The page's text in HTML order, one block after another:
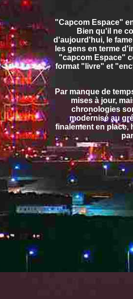
"Capcom Espace"
Bien qu'il ne
d'aujourd'hui, le
les gens en terme
"capcom Espace"
format "livre" et
Par manque de
mises à jour,
chronologies
modernisé au
finalement en place,